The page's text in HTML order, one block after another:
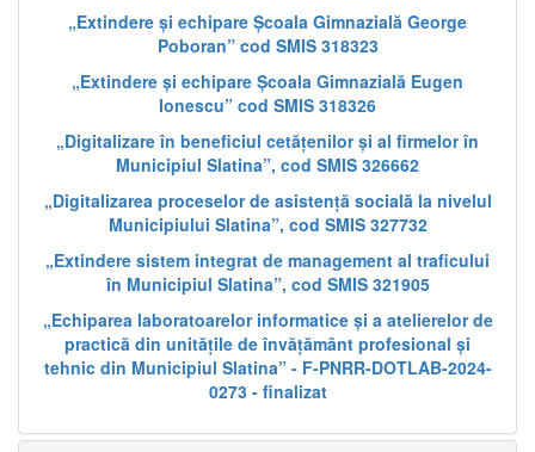
„Extindere și echipare Școala Gimnazială George
Poboran” cod SMIS 318323
„Extindere și echipare Școala Gimnazială Eugen
Ionescu” cod SMIS 318326
„Digitalizare în beneficiul cetățenilor și al firmelor în
Municipiul Slatina”, cod SMIS 326662
„Digitalizarea proceselor de asistență socială la nivelul
Municipiului Slatina”, cod SMIS 327732
„Extindere sistem integrat de management al traficului
în Municipiul Slatina”, cod SMIS 321905
„Echiparea laboratoarelor informatice și a atelierelor de
practică din unitățile de învățământ profesional și
tehnic din Municipiul Slatina” - F-PNRR-DOTLAB-2024-
0273 - finalizat